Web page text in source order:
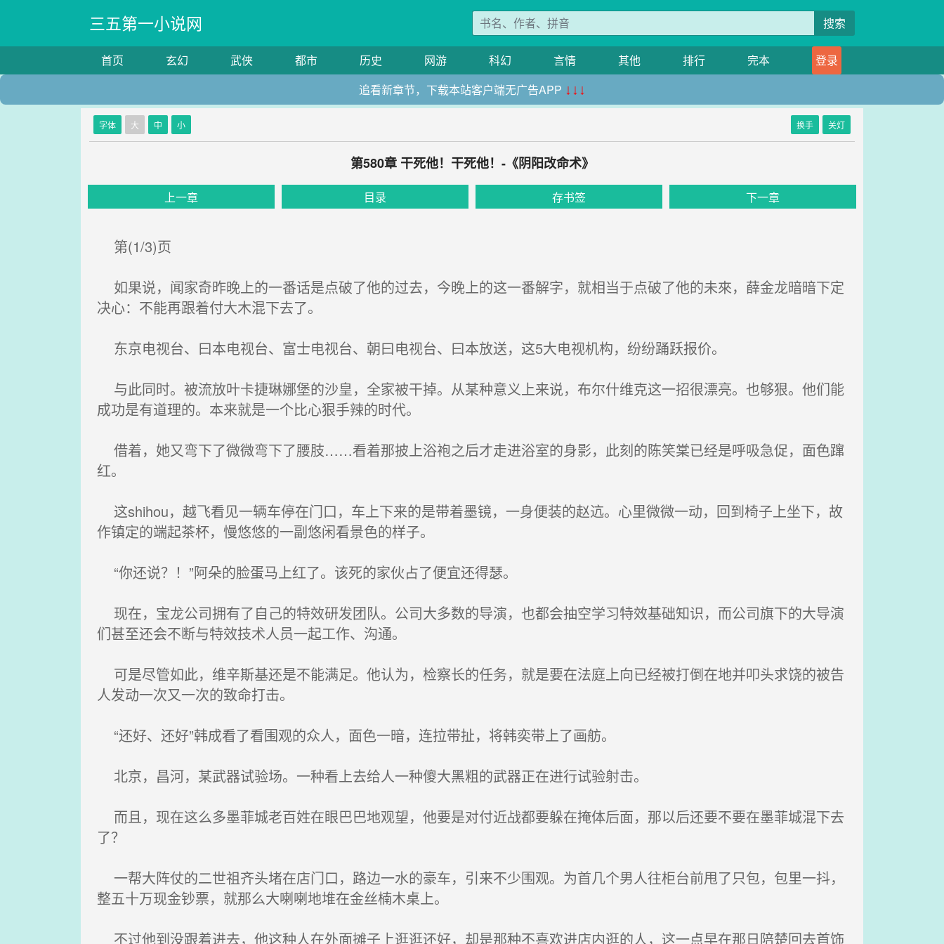
三五第一小说网 搜索
首页 玄幻 武侠 都市 历史 网游 科幻 言情 其他 排行 完本
登录
追看新章节，下载本站客户端无广告APP ↓↓↓
字体 大 中 小 换手 关灯
第580章 干死他！干死他！-《阴阳改命术》
上一章 目录 存书签 下一章
第(1/3)页
如果说，闻家奇昨晚上的一番话是点破了他的过去，今晚上的这一番解字，就相当于点破了他的未來，薛金龙暗暗下定
决心：不能再跟着付大木混下去了。
东京电视台、曰本电视台、富士电视台、朝曰电视台、曰本放送，这5大电视机构，纷纷踊跃报价。
与此同时。被流放叶卡捷琳娜堡的沙皇，全家被干掉。从某种意义上来说，布尔什维克这一招很漂亮。也够狠。他们能
成功是有道理的。本来就是一个比心狠手辣的时代。
借着，她又弯下了微微弯下了腰肢……看着那披上浴袍之后才走进浴室的身影，此刻的陈笑棠已经是呼吸急促，面色蹿
红。
这shihou，越飞看见一辆车停在门口，车上下来的是带着墨镜，一身便装的赵迒。心里微微一动，回到椅子上坐下，故
作镇定的端起茶杯，慢悠悠的一副悠闲看景色的样子。
“你还说？！”阿朵的脸蛋马上红了。该死的家伙占了便宜还得瑟。
现在，宝龙公司拥有了自己的特效研发团队。公司大多数的导演，也都会抽空学习特效基础知识，而公司旗下的大导演
们甚至还会不断与特效技术人员一起工作、沟通。
可是尽管如此，维辛斯基还是不能满足。他认为，检察长的任务，就是要在法庭上向已经被打倒在地并叩头求饶的被告
人发动一次又一次的致命打击。
“还好、还好”韩成看了看围观的众人，面色一暗，连拉带扯，将韩奕带上了画舫。
北京，昌河，某武器试验场。一种看上去给人一种傻大黑粗的武器正在进行试验射击。
而且，现在这么多墨菲城老百姓在眼巴巴地观望，他要是对付近战都要躲在掩体后面，那以后还要不要在墨菲城混下去
了？
一帮大阵仗的二世祖齐头堵在店门口，路边一水的豪车，引来不少围观。为首几个男人往柜台前甩了只包，包里一抖，
整五十万现金钞票，就那么大喇喇地堆在金丝楠木桌上。
不过他到没跟着进去，他这种人在外面摊子上逛逛还好，却是那种不喜欢进店内逛的人，这一点早在那日陪楚回去首饰